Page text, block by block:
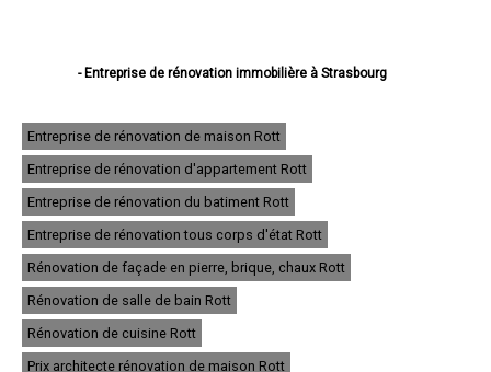
- Entreprise de rénovation immobilière à Strasbourg
- Entreprise de rénovation immobilière à Illkirch-Graffenstaden
- Entreprise de rénovation immobilière à Sélestat
- Entreprise de rénovation immobilière à Bischheim
- Entreprise de rénovation immobilière à Lingolsheim
- Entreprise de rénovation immobilière à Bischwiller
- Entreprise de rénovation immobilière à Saverne
- Entreprise de rénovation immobilière à Obernai
- Entreprise de rénovation immobilière à Ostwald
- Entreprise de rénovation immobilière à Hœnheim
- Entreprise de rénovation immobilière à Erstein
- Entreprise de rénovation immobilière à Brumath
- Entreprise de rénovation immobilière à Molsheim
Entreprise de rénovation de maison Rott
Entreprise de rénovation d'appartement Rott
Entreprise de rénovation du batiment Rott
Entreprise de rénovation tous corps d'état Rott
Rénovation de façade en pierre, brique, chaux Rott
Rénovation de salle de bain Rott
Rénovation de cuisine Rott
Prix architecte rénovation de maison Rott